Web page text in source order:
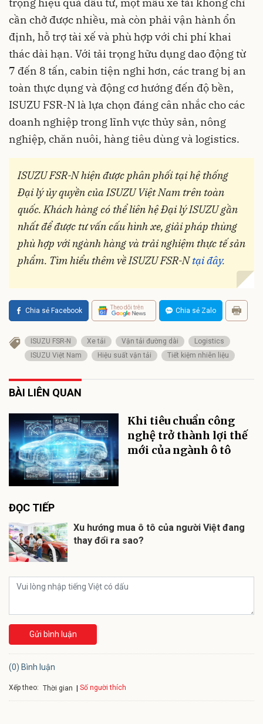
cần chở được nhiều, mà còn phải vận hành ổn
định, hỗ trợ tài xế và phù hợp với chi phí khai
thác dài hạn. Với tải trọng hữu dụng dao động từ
7 đến 8 tấn, cabin tiện nghi hơn, các trang bị an
toàn thực dụng và động cơ hướng đến độ bền,
ISUZU FSR-N là lựa chọn đáng cân nhắc cho các
doanh nghiệp trong lĩnh vực thủy sản, nông
nghiệp, chăn nuôi, hàng tiêu dùng và logistics.
ISUZU FSR-N hiện được phân phối tại hệ thống
Đại lý ủy quyền của ISUZU Việt Nam trên toàn
quốc. Khách hàng có thể liên hệ Đại lý ISUZU gần
nhất để được tư vấn cấu hình xe, giải pháp thùng
phù hợp với ngành hàng và trải nghiệm thực tế sản
phẩm. Tìm hiểu thêm về ISUZU FSR-Ntại đây.
Chia sẻ Facebook Theo dõi trên Chia sẻ Zalo
ISUZU FSR-N Xe tải Vận tải đường dài
Logistics
ISUZU Việt Nam
Hiệu suất vận tải Tiết kiệm nhiên liệu
BÀI LIÊN QUAN
Khi tiêu chuẩn công
nghệ trở thành lợi thế
mới của ngành ô tô
ĐỌC TIẾP
Xu hướng mua ô tô của người Việt đang
thay đổi ra sao?
Gửi bình luận
(0) Bình luận
Xếp theo: Thời gian Số người thích